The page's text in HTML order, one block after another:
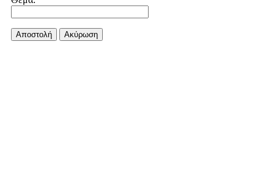
Αποστολή Aκύρωση